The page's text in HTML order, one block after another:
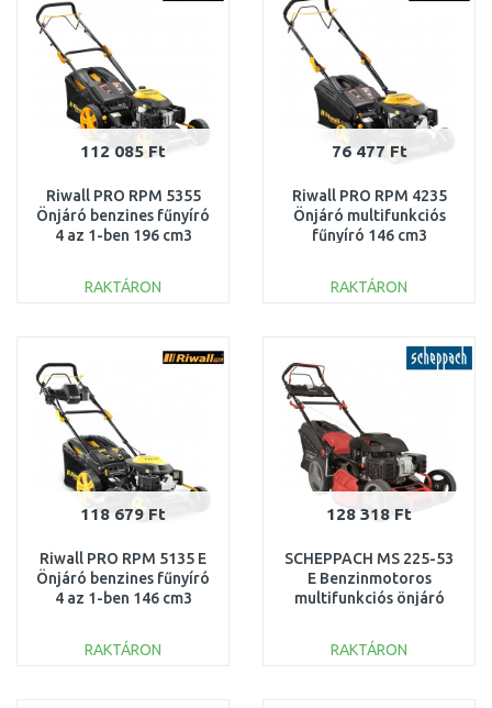
112 085 Ft
Riwall PRO RPM 5355
Önjáró benzines fűnyíró
4 az 1-ben 196 cm3
RAKTÁRON
Összehasonlítás
76 477 Ft
Riwall PRO RPM 4235
Önjáró multifunkciós
fűnyíró 146 cm3
RAKTÁRON
Összehasonlítás
118 679 Ft
Riwall PRO RPM 5135 E
Önjáró benzines fűnyíró
4 az 1-ben 146 cm3
RAKTÁRON
128 318 Ft
SCHEPPACH MS 225-53
E Benzinmotoros
multifunkciós önjáró
5911245942
RAKTÁRON